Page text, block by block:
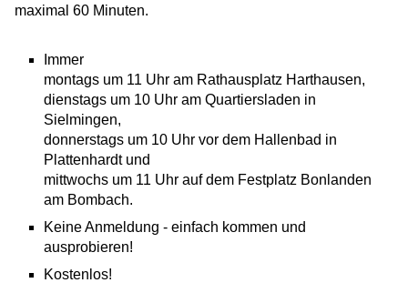
maximal 60 Minuten.
Immer
montags um 11 Uhr am Rathausplatz Harthausen,
dienstags um 10 Uhr am Quartiersladen in
Sielmingen,
donnerstags um 10 Uhr vor dem Hallenbad in
Plattenhardt und
mittwochs um 11 Uhr auf dem Festplatz Bonlanden
am Bombach.
Keine Anmeldung - einfach kommen und
ausprobieren!
Kostenlos!